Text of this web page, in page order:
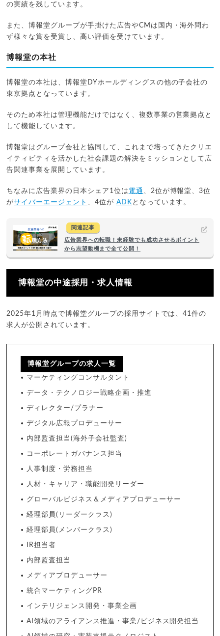
の実績を残しています。
また、博報堂グループが手掛けた広告やCMは国内・海外問わ
ず様々な賞を受賞し、高い評価を受けています。
博報堂の本社
博報堂の本社は、博報堂DYホールディングスの他の子会社の
東京拠点となっています。
そのため本社は管理機能だけではなく、複数事業の営業拠点と
して機能しています。
博報堂はグループ会社と協同して、これまで培ってきたクリエ
イティビティを活かした社会課題の解決をミッションとして広
告関連事業を展開しています。
ちなみに広告業界の日本シェア1位は 電通 、2位が博報堂、3位
がサイバーエージェント 、4位が ADK となっています。
関連記事
広告業界への転職！未経験でも成功させるポイント
から志望動機まで全て公開！
博報堂の中途採用・求人情報
2025年1月時点で博報堂グループの採用サイトでは、41件の
求人が公開されています。
博報堂グループの求人一覧
マーケティングコンサルタント
データ・テクノロジー戦略企画・推進
ディレクター/プラナー
デジタル広報プロデューサー
内部監査担当(海外子会社監査)
コーポレートガバナンス担当
人事制度・労務担当
人材・キャリア・職能開発リーダー
グローバルビジネス＆メディアプロデューサー
経理部員(リーダークラス)
経理部員(メンバークラス)
IR担当者
内部監査担当
メディアプロデューサー
統合マーケティングPR
インテリジェンス開発・事業企画
AI領域のアライアンス推進・事業/ビジネス開発担当